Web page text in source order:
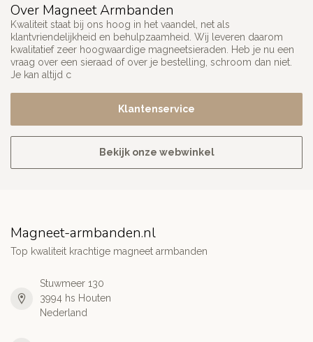
Over Magneet Armbanden
Kwaliteit staat bij ons hoog in het vaandel, net als
klantvriendelijkheid en behulpzaamheid. Wij leveren daarom
kwalitatief zeer hoogwaardige magneetsieraden. Heb je nu een
vraag over een sieraad of over je bestelling, schroom dan niet.
Je kan altijd c
Klantenservice
Bekijk onze webwinkel
Magneet-armbanden.nl
Top kwaliteit krachtige magneet armbanden
Stuwmeer 130
3994 hs Houten
Nederland